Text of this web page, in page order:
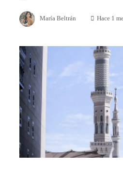
María Beltrán Hace 1